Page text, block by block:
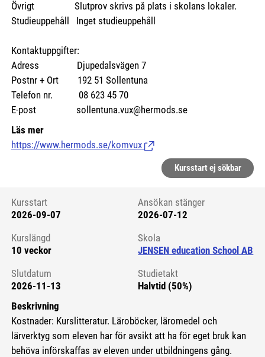
Övrigt Slutprov skrivs på plats i skolans lokaler.
Studieuppehåll Inget studieuppehåll
Kontaktuppgifter:
Adress Djupedalsvägen 7
Postnr + Ort 192 51 Sollentuna
Telefon nr. 08 623 45 70
E-post sollentuna.vux@hermods.se
Läs mer
https://www.hermods.se/komvux (Länk till extern sida.)
Kursstart ej sökbar
Kursstart 6102232
Kursstart
2026-09-07
Ansökan stänger
2026-07-12
Kurslängd
10 veckor
Skola
JENSEN education School AB
Slutdatum
2026-11-13
Studietakt
Halvtid (50%)
Beskrivning
Kostnader: Kurslitteratur. Läroböcker, läromedel och
lärverktyg som eleven har för avsikt att ha för eget bruk kan
behöva införskaffas av eleven under utbildningens gång.